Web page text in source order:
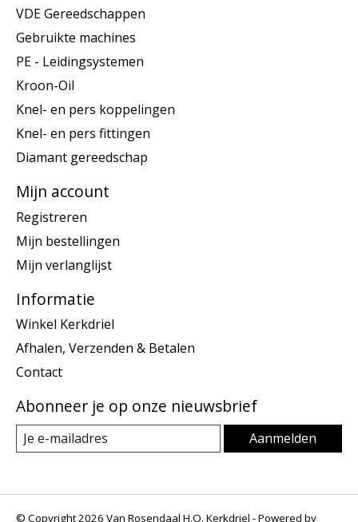
VDE Gereedschappen
Gebruikte machines
PE - Leidingsystemen
Kroon-Oil
Knel- en pers koppelingen
Knel- en pers fittingen
Diamant gereedschap
Mijn account
Registreren
Mijn bestellingen
Mijn verlanglijst
Informatie
Winkel Kerkdriel
Afhalen, Verzenden & Betalen
Contact
Abonneer je op onze nieuwsbrief
Aanmelden
© Copyright 2026 Van Rosendaal H.O. Kerkdriel - Powered by